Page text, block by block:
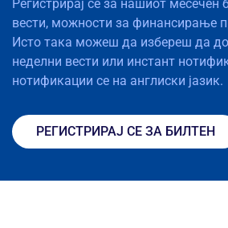
Регистрирај се за нашиот месечен
вести, можности за финансирање
Исто така можеш да избереш да
неделни вести или инстант
нотификации се на англиски јазик.
РЕГИСТРИРАЈ СЕ ЗА БИЛТЕН